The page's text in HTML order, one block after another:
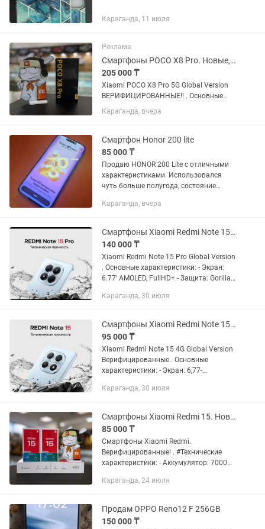
Караганда, 11 июля
Реклама
Смартфоны POCO X8 Pro. Новые, оригинал. Гарантия 1 год. Караганда
205 000 ₸
Xiaomi POCO X8 Pro 5G Global Version
ВЕРИФИЦИРОВАННЫЕ!! . Основные
характеристики: - Экран: 6,59" AMOLED-
дисплей 1,5K, 120 Гц, сверхяркий -
Восьмиядерный CPU, до...
Караганда, вчера
Смартфон Honor 200 lite
85 000 ₸
Продаю HONOR 200 Lite с отличными
характеристиками. Использовался
чуть больше полугода, состояние
отличается от других экраном,
Караганда, вчера
Смартфоны Xiaomi Redmi Note 15 Pro. Новые, оригинал. Гарантия. Караганда
140 000 ₸
Xiaomi Redmi Note 15 Pro Global Version
. Основные характеристики: - Экран:
6.77' AMOLED, FullHD+ - Защита: Gorilla
Ultra - Основная камера — 200 МП -
Караганда, 30 июля
Смартфоны Xiaomi Redmi Note 15. Новые. Оригинал. Гарантия. Караганда
95 000 ₸
Xiaomi Redmi Note 15 4G Global Version
Верифицированные . Основные
характеристики: - Экран: 6,77-
Разрешение: 2392 × 1080 - Процессор:
Караганда, 30 июля
Смартфоны Xiaomi Redmi 15. Новые, оригинал. Гарантия 1 год. Караганда
85 000 ₸
Смартфоны Xiaomi Redmi.
Верифицированные! . #Технические
характеристики: - Аккумулятор: 7000
DotDisplay - Частота обновления: до
Караганда, 24 июля
Продам OPPO Reno12 F 256GB
150 000 ₸